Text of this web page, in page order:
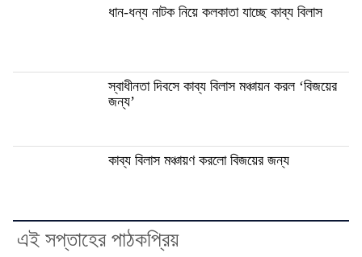
ধান-ধন্য নাটক নিয়ে কলকাতা যাচ্ছে কাব্য বিলাস
স্বাধীনতা দিবসে কাব্য বিলাস মঞ্চায়ন করল ‘বিজয়ের
জন্য’
কাব্য বিলাস মঞ্চায়ণ করলো বিজয়ের জন্য
এই সপ্তাহের পাঠকপ্রিয়